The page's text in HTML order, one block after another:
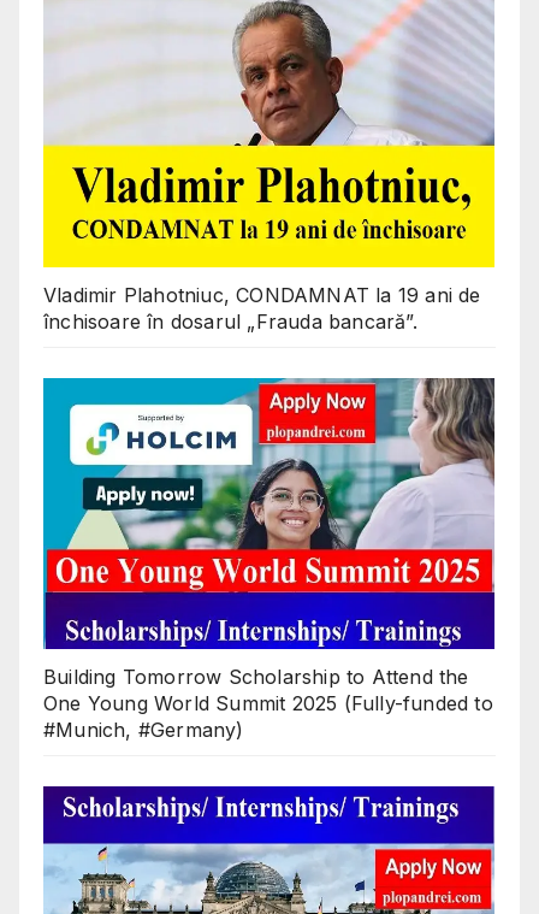
Vladimir Plahotniuc, CONDAMNAT la 19 ani de
închisoare în dosarul „Frauda bancară”.
Building Tomorrow Scholarship to Attend the
One Young World Summit 2025 (Fully-funded to
#Munich, #Germany)